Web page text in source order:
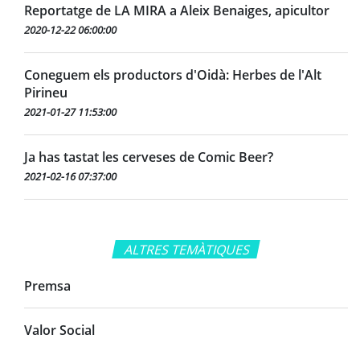
Reportatge de LA MIRA a Aleix Benaiges, apicultor
2020-12-22 06:00:00
Coneguem els productors d'Oidà: Herbes de l'Alt
Pirineu
2021-01-27 11:53:00
Ja has tastat les cerveses de Comic Beer?
2021-02-16 07:37:00
ALTRES TEMÀTIQUES
Premsa
Valor Social